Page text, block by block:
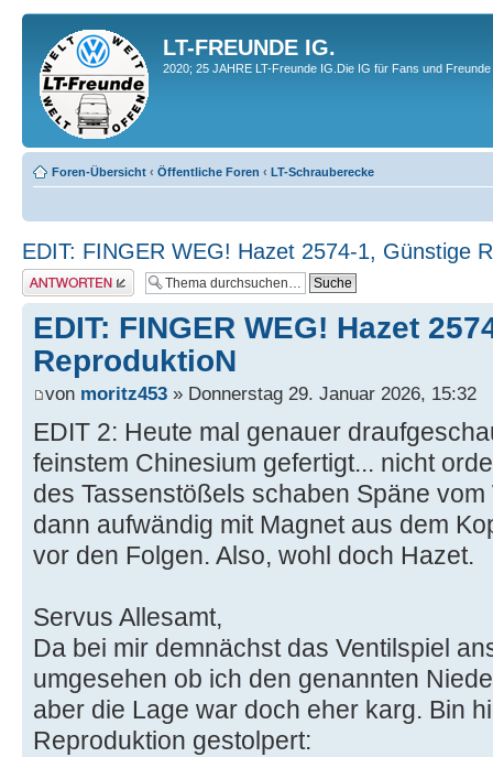
LT-FREUNDE IG.
2020; 25 JAHRE LT-Freunde IG.Die IG für Fans und
Foren-Übersicht ‹ Öffentliche Foren ‹ LT-Schrauberecke
EDIT: FINGER WEG! Hazet 2574-1, Günstige
Antwort erstellen
EDIT: FINGER WEG! Hazet
ReproduktioN
von moritz453 » Donnerstag 29. Januar 2026, 15:32
EDIT 2: Heute mal genauer
feinstem Chinesium gefertigt... nicht
des Tassenstößels schaben Späne
dann aufwändig mit Magnet aus dem
vor den Folgen. Also, wohl doch Hazet.
Servus Allesamt,
Da bei mir demnächst das Ventilspiel
umgesehen ob ich den genannten
aber die Lage war doch eher karg. Bin
Reproduktion gestolpert: